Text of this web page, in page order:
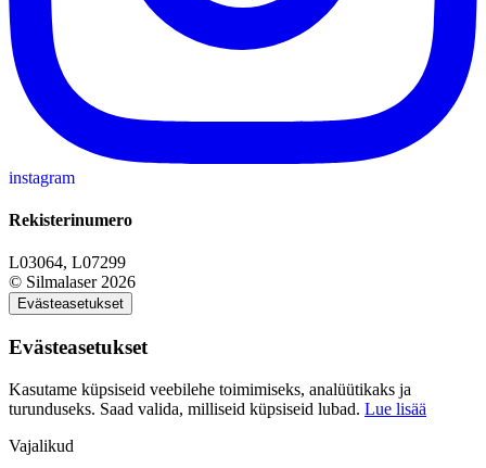
instagram
Rekisterinumero
L03064, L07299
© Silmalaser 2026
Evästeasetukset
Evästeasetukset
Kasutame küpsiseid veebilehe toimimiseks, analüütikaks ja
turunduseks. Saad valida, milliseid küpsiseid lubad. Lue lisää
Vajalikud